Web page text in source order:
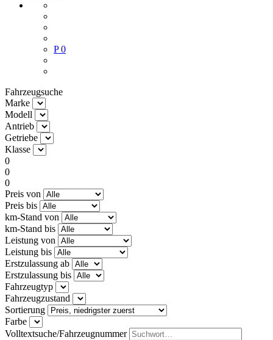
P 0
Fahrzeugsuche
Marke
Modell
Antrieb
Getriebe
Klasse
0
0
0
Preis von
Preis bis
km-Stand von
km-Stand bis
Leistung von
Leistung bis
Erstzulassung ab
Erstzulassung bis
Fahrzeugtyp
Fahrzeugzustand
Sortierung
Farbe
Volltextsuche/Fahrzeugnummer